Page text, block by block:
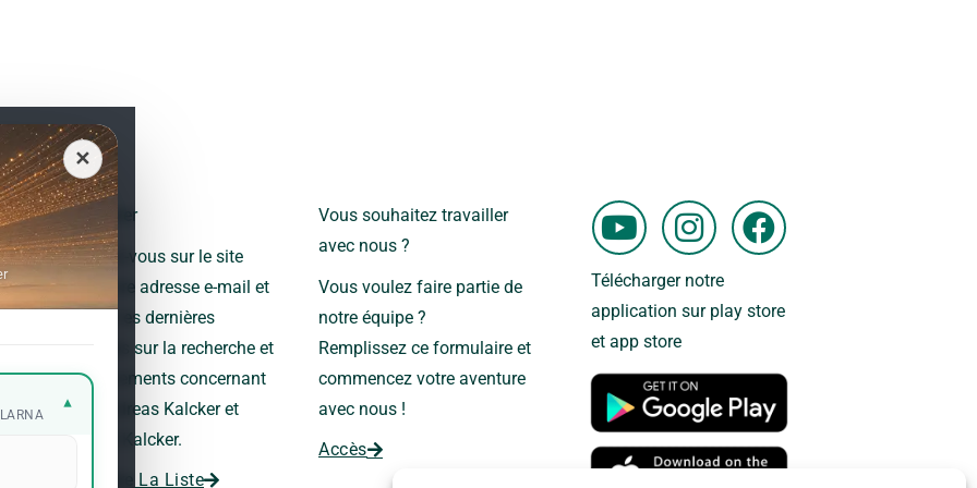
✕
▾
Newsletter
Inscrivez-vous sur le site
avec votre adresse e-mail et
recevez les dernières
nouvelles sur la recherche et
les événements concernant
le Dr Andreas Kalcker et
l’Institut Kalcker.
Rejoindre La Liste
Vous souhaitez travailler
avec nous ?
Vous voulez faire partie de
notre équipe ?
Remplissez ce formulaire et
commencez votre aventure
avec nous !
Accès
Y
o
u
t
u
b
e
I
n
s
t
g
r
a
m
F
a
e
o
o
k
Télécharger notre
application sur play store
et app store